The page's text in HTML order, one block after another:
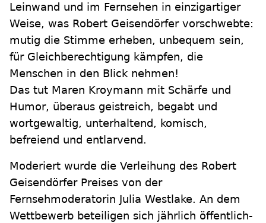
Leinwand und im Fernsehen in einzigartiger
Weise, was Robert Geisendörfer vorschwebte:
mutig die Stimme erheben, unbequem sein,
für Gleichberechtigung kämpfen, die
Menschen in den Blick nehmen!
Das tut Maren Kroymann mit Schärfe und
Humor, überaus geistreich, begabt und
wortgewaltig, unterhaltend, komisch,
befreiend und entlarvend.
Moderiert wurde die Verleihung des Robert
Geisendörfer Preises von der
Fernsehmoderatorin Julia Westlake. An dem
Wettbewerb beteiligen sich jährlich öffentlich-